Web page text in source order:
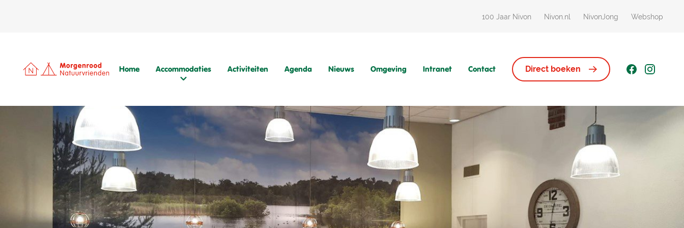
100 Jaar Nivon Nivon.nl NivonJong Webshop
Home Accommodaties
Praktische informatie Natuurvriendenhuis Kampeerterrein
Activiteiten Agenda Nieuws Omgeving Intranet Contact Direct boeken